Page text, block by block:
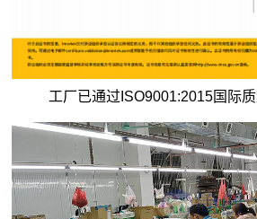
工厂已通过ISO9001:2015国际